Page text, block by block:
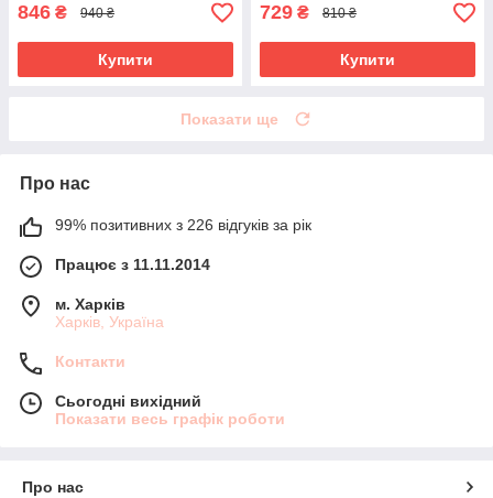
846 ₴ 940 ₴
Купити
729 ₴ 810 ₴
Купити
Показати ще
Про нас
99% позитивних з 226 відгуків за рік
Працює з 11.11.2014
м. Харків
Харків, Україна
Контакти
Сьогодні вихідний
Показати весь графік роботи
Про нас